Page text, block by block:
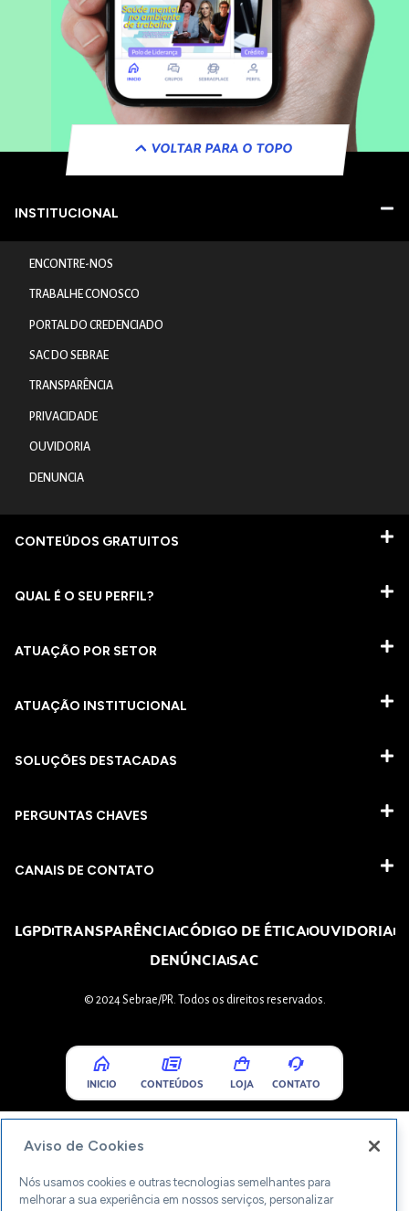
VOLTAR PARA O TOPO
INSTITUCIONAL
ENCONTRE-NOS
TRABALHE CONOSCO
PORTAL DO CREDENCIADO
SAC DO SEBRAE
TRANSPARÊNCIA
PRIVACIDADE
OUVIDORIA
DENUNCIA
CONTEÚDOS GRATUITOS
QUAL É O SEU PERFIL?
ATUAÇÃO POR SETOR
ATUAÇÃO INSTITUCIONAL
SOLUÇÕES DESTACADAS
PERGUNTAS CHAVES​
CANAIS DE CONTATO
LGPDTRANSPARÊNCIACÓDIGO DE ÉTICAOUVIDORIA
DENÚNCIASAC
© 2024 Sebrae/PR. Todos os direitos reservados.
INICIO CONTEÚDOS LOJA CONTATO
Aviso de Cookies
Nós usamos cookies e outras tecnologias semelhantes para
melhorar a sua experiência em nossos serviços, personalizar